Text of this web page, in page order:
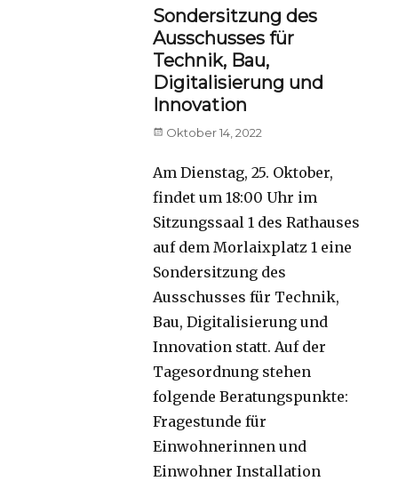
Sondersitzung des
Ausschusses für
Technik, Bau,
Digitalisierung und
Innovation
Posted
Oktober 14, 2022
Am Dienstag, 25. Oktober,
findet um 18:00 Uhr im
Sitzungssaal 1 des Rathauses
auf dem Morlaixplatz 1 eine
Sondersitzung des
Ausschusses für Technik,
Bau, Digitalisierung und
Innovation statt. Auf der
Tagesordnung stehen
folgende Beratungspunkte:
Fragestunde für
Einwohnerinnen und
Einwohner Installation